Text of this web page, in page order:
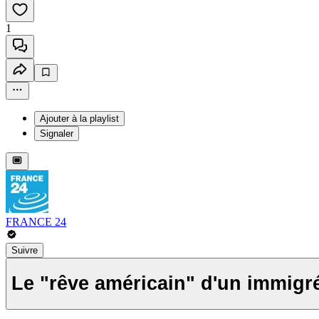
1
Ajouter à la playlist
Signaler
FRANCE 24
Suivre
Le "rêve américain" d'un